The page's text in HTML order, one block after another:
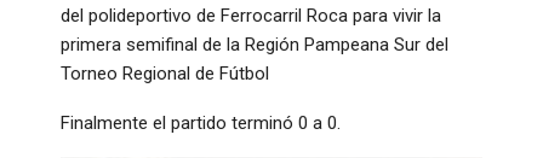
del polideportivo de Ferrocarril Roca para vivir la
primera semifinal de la Región Pampeana Sur del
Torneo Regional de Fútbol
Finalmente el partido terminó 0 a 0.